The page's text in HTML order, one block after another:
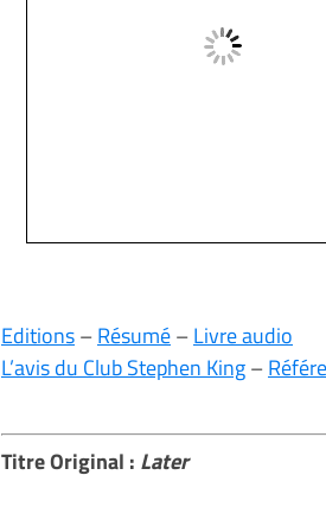
Editions–Résumé–Livre audio
L’avis du Club Stephen King–
Titre Original : Later